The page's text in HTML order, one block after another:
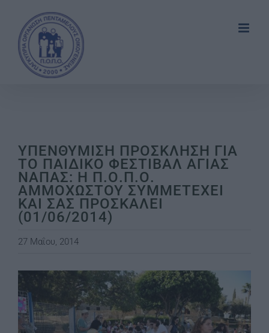
content
ΥΠΕΝΘΥΜΙΣΗ ΠΡΟΣΚΛΗΣΗ ΓΙΑ
ΤΟ ΠΑΙΔΙΚΟ ΦΕΣΤΙΒΑΛ ΑΓΙΑΣ
ΝΑΠΑΣ: Η Π.Ο.Π.Ο.
ΑΜΜΟΧΩΣΤΟΥ ΣΥΜΜΕΤΕΧΕΙ
ΚΑΙ ΣΑΣ ΠΡΟΣΚΑΛΕΙ
(01/06/2014)
27 Μαΐου, 2014
View
Larger
Image